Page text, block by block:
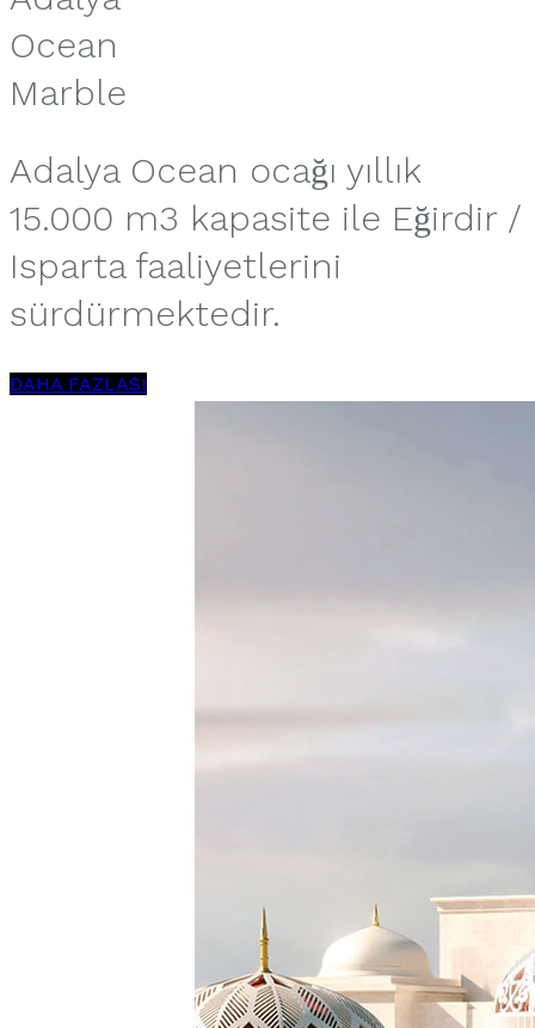
Ocean
Marble
Adalya Ocean ocağı yıllık
15.000 m3 kapasite ile Eğirdir /
Isparta faaliyetlerini
sürdürmektedir.
DAHA FAZLASI